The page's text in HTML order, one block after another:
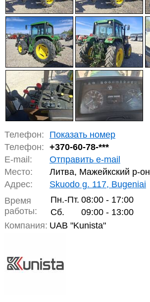
Телефон:
Показать номер
Телефон: +370-60-78-***
E-mail:
Отправить e-mail
Место:
Литва, Мажейкский р-он
Адрес:
Skuodo g. 117, Bugeniai
Время
работы:
Пн.-Пт. 08:00 - 17:00
Сб.
09:00 - 13:00
Компания: UAB "Kunista"